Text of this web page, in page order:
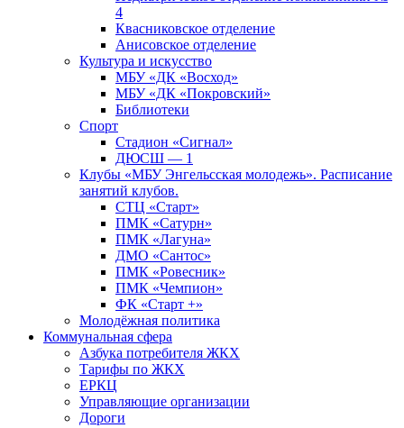
4
Квасниковское отделение
Анисовское отделение
Культура и искусство
МБУ «ДК «Восход»
МБУ «ДК «Покровский»
Библиотеки
Спорт
Стадион «Сигнал»
ДЮСШ — 1
Клубы «МБУ Энгельсская молодежь». Расписание
занятий клубов.
СТЦ «Старт»
ПМК «Сатурн»
ПМК «Лагуна»
ДМО «Сантос»
ПМК «Ровесник»
ПМК «Чемпион»
ФК «Старт +»
Молодёжная политика
Коммунальная сфера
Азбука потребителя ЖКХ
Тарифы по ЖКХ
ЕРКЦ
Управляющие организации
Дороги